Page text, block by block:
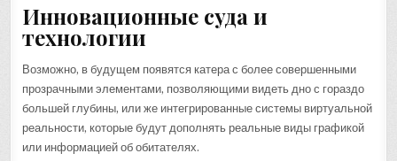
Инновационные суда и
технологии
Возможно, в будущем появятся катера с более совершенными
прозрачными элементами, позволяющими видеть дно с гораздо
большей глубины, или же интегрированные системы виртуальной
реальности, которые будут дополнять реальные виды графикой
или информацией об обитателях.